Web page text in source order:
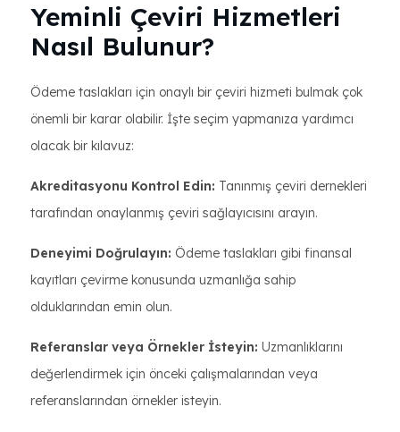
Yeminli Çeviri Hizmetleri
Nasıl Bulunur?
Ödeme taslakları için onaylı bir çeviri hizmeti bulmak çok
önemli bir karar olabilir. İşte seçim yapmanıza yardımcı
olacak bir kılavuz:
Akreditasyonu Kontrol Edin: Tanınmış çeviri dernekleri
tarafından onaylanmış çeviri sağlayıcısını arayın.
Deneyimi Doğrulayın: Ödeme taslakları gibi finansal
kayıtları çevirme konusunda uzmanlığa sahip
olduklarından emin olun.
Referanslar veya Örnekler İsteyin: Uzmanlıklarını
değerlendirmek için önceki çalışmalarından veya
referanslarından örnekler isteyin.